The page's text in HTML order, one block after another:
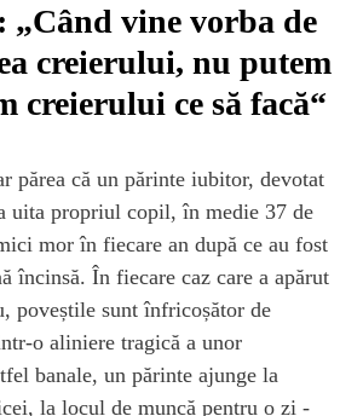
„Când vine vorba de
creierului, nu putem
creierului ce să facă“
părea că un părinte iubitor, devotat
uita propriul copil, în medie 37 de
mor în fiecare an după ce au fost
încinsă. În fiecare caz care a apărut
poveștile sunt înfricoșător de
o aliniere tragică a unor
banale, un părinte ajunge la
la locul de muncă pentru o zi -